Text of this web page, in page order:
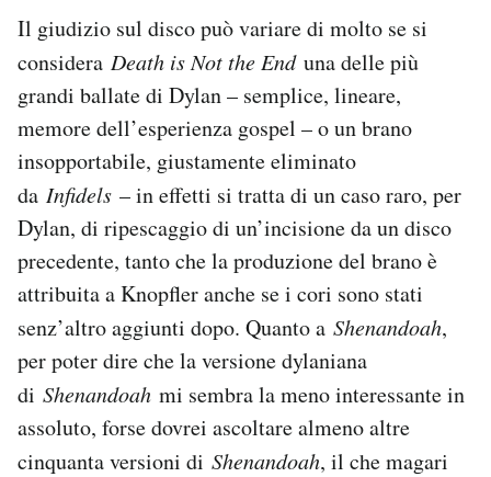
Il giudizio sul disco può variare di molto se si
considera Death is Not the End una delle più
grandi ballate di Dylan – semplice, lineare,
memore dell’esperienza gospel – o un brano
insopportabile, giustamente eliminato
da Infidels – in effetti si tratta di un caso raro, per
Dylan, di ripescaggio di un’incisione da un disco
precedente, tanto che la produzione del brano è
attribuita a Knopfler anche se i cori sono stati
senz’altro aggiunti dopo. Quanto a Shenandoah,
per poter dire che la versione dylaniana
di Shenandoah mi sembra la meno interessante in
assoluto, forse dovrei ascoltare almeno altre
cinquanta versioni di Shenandoah, il che magari